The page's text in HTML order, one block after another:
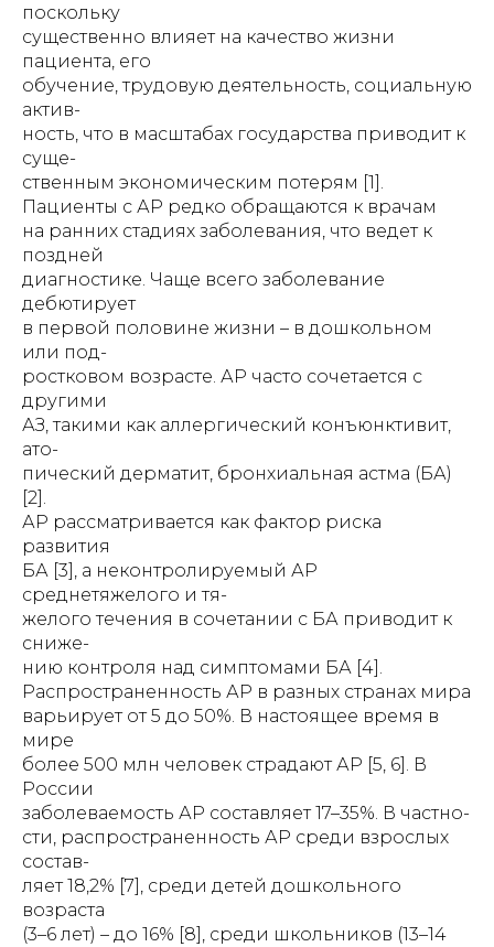
поскольку
существенно влияет на качество жизни
пациента, его
обучение, трудовую деятельность, социальную
актив-
ность, что в масштабах государства приводит к
суще-
ственным экономическим потерям [1].
Пациенты с АР редко обращаются к врачам
на ранних стадиях заболевания, что ведет к
поздней
диагностике. Чаще всего заболевание
дебютирует
в первой половине жизни – в дошкольном
или под-
ростковом возрасте. АР часто сочетается с
другими
АЗ, такими как аллергический конъюнктивит,
ато-
пический дерматит, бронхиальная астма (БА)
[2].
АР рассматривается как фактор риска
развития
БА [3], а неконтролируемый АР
среднетяжелого и тя-
желого течения в сочетании с БА приводит к
сниже-
нию контроля над симптомами БА [4].
Распространенность АР в разных странах мира
варьирует от 5 до 50%. В настоящее время в
мире
более 500 млн человек страдают АР [5, 6]. В
России
заболеваемость АР составляет 17–35%. В частно-
сти, распространенность АР среди взрослых
состав-
ляет 18,2% [7], cреди детей дошкольного
возраста
(3–6 лет) – до 16% [8], cреди школьников (13–14